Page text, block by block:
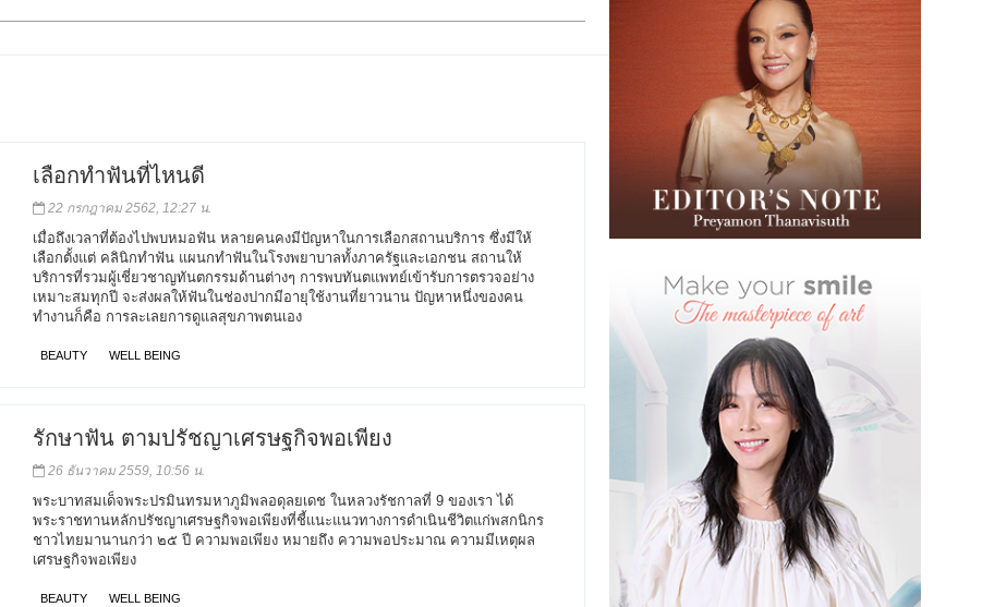
เลือกทำฟันที่ไหนดี
22 กรกฎาคม 2562, 12:27 น.
เมื่อถึงเวลาที่ต้องไปพบหมอฟัน หลายคนคงมีปัญหาในการเลือกสถานบริการ ซึ่งมีให้
เลือกตั้งแต่ คลินิกทำฟัน แผนกทำฟันในโรงพยาบาลทั้งภาครัฐและเอกชน สถานให้
บริการที่รวมผู้เชี่ยวชาญทันตกรรมด้านต่างๆ การพบทันตแพทย์เข้ารับการตรวจอย่าง
เหมาะสมทุกปี จะส่งผลให้ฟันในช่องปากมีอายุใช้งานที่ยาวนาน ปัญหาหนึ่งของคน
ทำงานก็คือ การละเลยการดูแลสุขภาพตนเอง
BEAUTY WELL BEING
รักษาฟัน ตามปรัชญาเศรษฐกิจพอเพียง
26 ธันวาคม 2559, 10:56 น.
พระบาทสมเด็จพระปรมินทรมหาภูมิพลอดุลยเดช ในหลวงรัชกาลที่ 9 ของเรา ได้
พระราชทานหลักปรัชญาเศรษฐกิจพอเพียงที่ชี้แนะแนวทางการดำเนินชีวิตแก่พสกนิกร
ชาวไทยมานานกว่า ๒๕ ปี ความพอเพียง หมายถึง ความพอประมาณ ความมีเหตุผล
เศรษฐกิจพอเพียง
BEAUTY WELL BEING